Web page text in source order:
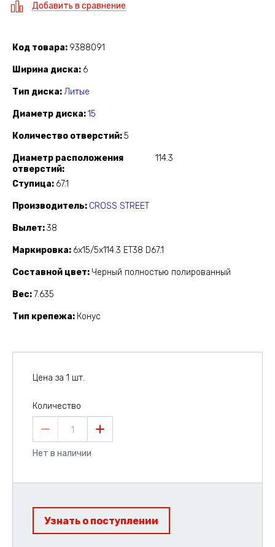
Добавить в сравнение
Код товара 9388091
Ширина диска 6
Тип диска Литые
Диаметр диска 15
Количество отверстий 5
Диаметр расположения
отверстий
114.3
Ступица 67.1
Производитель CROSS STREET
Вылет 38
Маркировка 6x15/5x114.3 ET38 D67.1
Составной цвет Черный полностью полированный
Вес 7.635
Тип крепежа Конус
Цена за 1 шт.
Количество
1
Нет в наличии
Узнать о поступлении